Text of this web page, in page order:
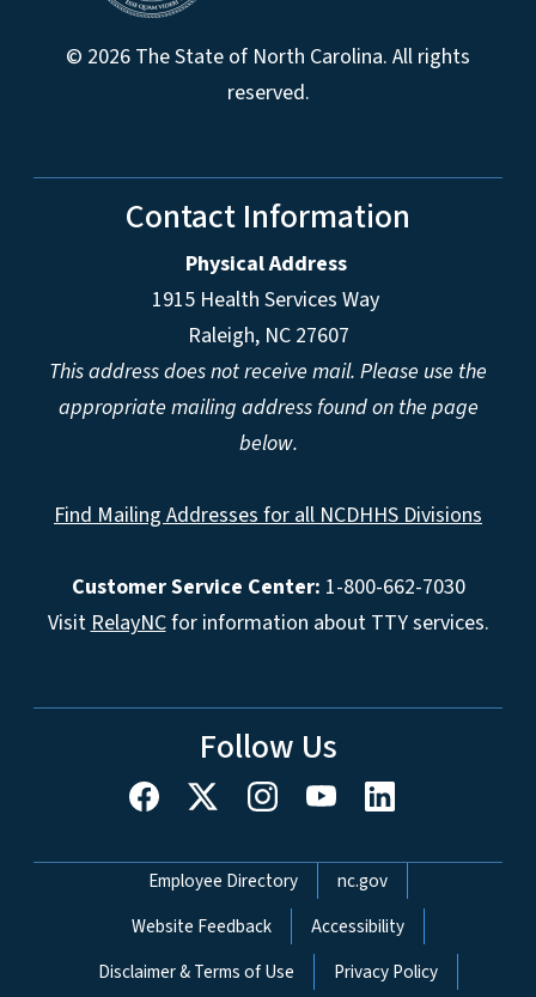
© 2026 The State of North Carolina. All rights
reserved.
Contact Information
Physical Address
1915 Health Services Way
Raleigh, NC 27607
This address does not receive mail. Please use the
appropriate mailing address found on the page
below.
Find Mailing Addresses for all NCDHHS Divisions
Customer Service Center: 1-800-662-7030
Visit RelayNCfor information about TTY services.
Follow Us
Network Menu
Employee Directory
nc.gov
Website Feedback
Accessibility
Disclaimer & Terms of Use
Privacy Policy